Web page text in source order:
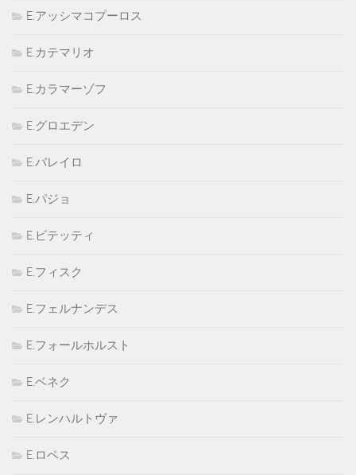
E.アッシマコプーロス
E.カテマリオ
E.カラマーゾフ
E.グロエデン
E.バレイロ
E.パジョ
E.ビテッティ
E.フィスク
E.フェルナンデス
E.フォールホルスト
E.ベネク
E.レンハルトヴァ
E.ロペス